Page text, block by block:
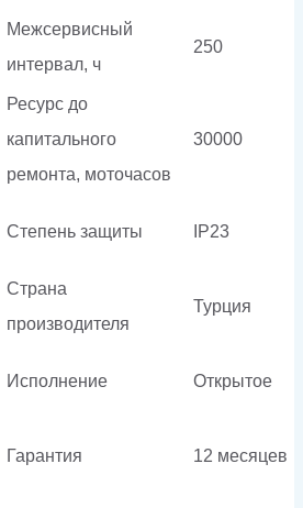
Межсервисный
интервал, ч
250
Ресурс до
капитального
ремонта, моточасов
30000
Степень защиты IP23
Страна
производителя
Турция
Исполнение Открытое
Гарантия 12 месяцев